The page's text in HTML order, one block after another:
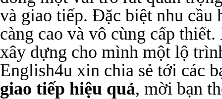
và giao tiếp. Đặc biệt nhu cầu
càng cao và vô cùng cấp
xây dựng cho mình một lộ
English4u xin chia sẻ tới các
giao tiếp hiệu quả, mời bạn